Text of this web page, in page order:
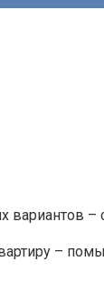
вариантов
–